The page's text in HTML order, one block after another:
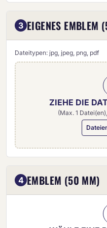
3 EIGENES EMBLEM
Dateitypen: jpg, jpeg, png, pdf
ZIEHE DIE
(Max. 1
4 EMBLEM (50 MM)